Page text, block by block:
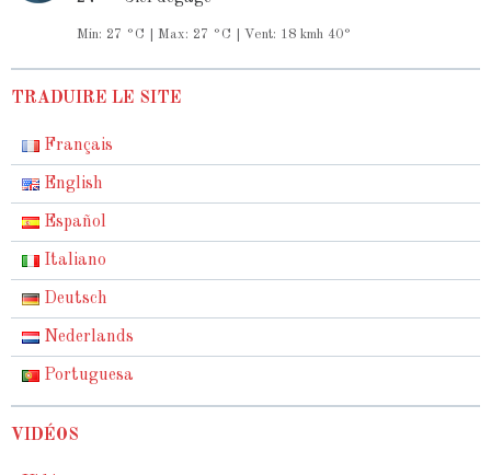
Min: 27 °C | Max: 27 °C | Vent: 18 kmh 40°
TRADUIRE LE SITE
Français
English
Español
Italiano
Deutsch
Nederlands
Portuguesa
VIDÉOS